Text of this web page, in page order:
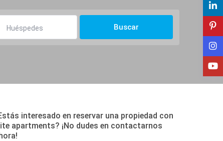
Huéspedes
interesado en reservar una propiedad con
apartments? ¡No dudes en contactarnos